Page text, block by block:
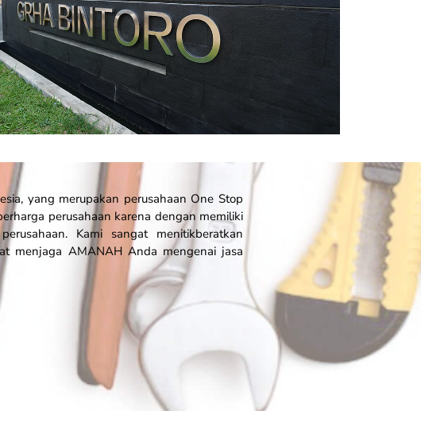
yang merupakan perusahaan One Stop
perusahaan karena dengan memiliki
Kami sangat menitikberatkan
menjaga AMANAH Anda mengenai jasa